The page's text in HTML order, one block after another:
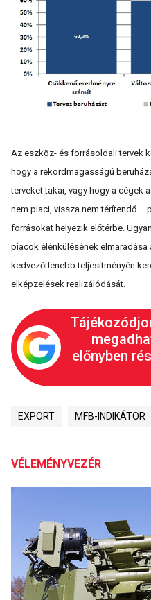
Az eszköz- és forrásoldali tervek
hogy a rekordmagasságú
terveket takar, vagy hogy a cégek
nem piaci, vissza nem térítendő –
forrásokat helyezik előtérbe.
piacok élénkülésének elmaradása
kedvezőtlenebb teljesítményén
elképzelések realizálódását.
előnyben
EXPORT MFB-INDIKÁTOR
VÉLEMÉNYVEZÉR